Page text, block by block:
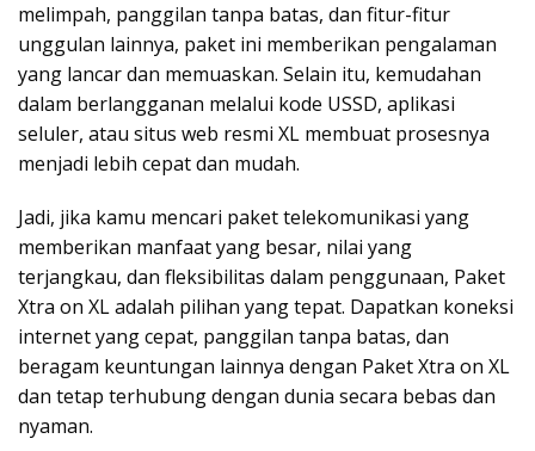
melimpah, panggilan tanpa batas, dan fitur-fitur
unggulan lainnya, paket ini memberikan pengalaman
yang lancar dan memuaskan. Selain itu, kemudahan
dalam berlangganan melalui kode USSD, aplikasi
seluler, atau situs web resmi XL membuat prosesnya
menjadi lebih cepat dan mudah.
Jadi, jika kamu mencari paket telekomunikasi yang
memberikan manfaat yang besar, nilai yang
terjangkau, dan fleksibilitas dalam penggunaan, Paket
Xtra on XL adalah pilihan yang tepat. Dapatkan koneksi
internet yang cepat, panggilan tanpa batas, dan
beragam keuntungan lainnya dengan Paket Xtra on XL
dan tetap terhubung dengan dunia secara bebas dan
nyaman.